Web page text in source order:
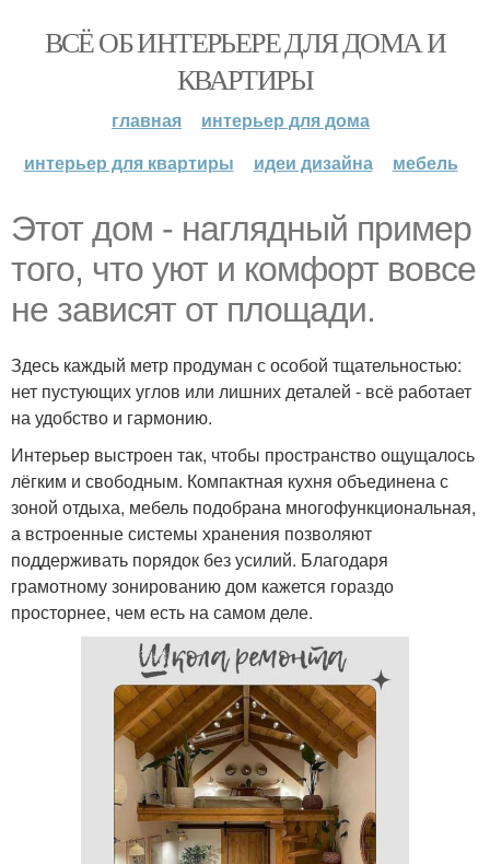
ВСЁ ОБ ИНТЕРЬЕРЕ ДЛЯ ДОМА И
КВАРТИРЫ
главная
интерьер для дома
интерьер для квартиры
идеи дизайна мебель
Этот дом - наглядный пример
того, что уют и комфорт вовсе
не зависят от площади.
Здесь каждый метр продуман с особой тщательностью:
нет пустующих углов или лишних деталей - всё работает
на удобство и гармонию.
Интерьер выстроен так, чтобы пространство ощущалось
лёгким и свободным. Компактная кухня объединена с
зоной отдыха, мебель подобрана многофункциональная,
а встроенные системы хранения позволяют
поддерживать порядок без усилий. Благодаря
грамотному зонированию дом кажется гораздо
просторнее, чем есть на самом деле.